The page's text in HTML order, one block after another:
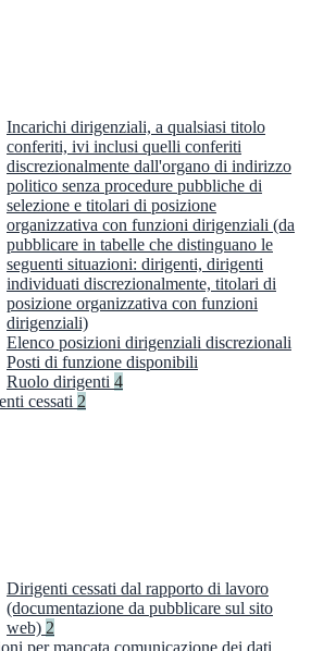
Incarichi dirigenziali, a qualsiasi titolo
conferiti, ivi inclusi quelli conferiti
discrezionalmente dall'organo di indirizzo
politico senza procedure pubbliche di
selezione e titolari di posizione
organizzativa con funzioni dirigenziali (da
pubblicare in tabelle che distinguano le
seguenti situazioni: dirigenti, dirigenti
individuati discrezionalmente, titolari di
posizione organizzativa con funzioni
dirigenziali)
Elenco posizioni dirigenziali discrezionali
Posti di funzione disponibili
Ruolo dirigenti 4
cessati 2
Dirigenti cessati dal rapporto di lavoro
(documentazione da pubblicare sul sito
web) 2